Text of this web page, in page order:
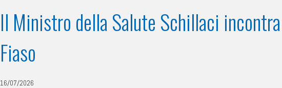
Il Ministro della Salute Schillaci
Fiaso
16/07/2026